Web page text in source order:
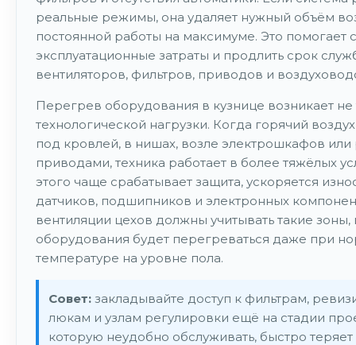
реальные режимы, она удаляет нужный объём
постоянной работы на максимуме. Это помогает
эксплуатационные затраты и продлить срок
вентиляторов, фильтров, приводов и
Перегрев оборудования в кузнице возникает не
технологической нагрузки. Когда горячий
под кровлей, в нишах, возле электрошкафов
приводами, техника работает в более тяжёлых
этого чаще срабатывает защита, ускоряется
датчиков, подшипников и электронных
вентиляции цехов должны учитывать такие зоны,
оборудования будет перегреваться даже при
температуре на уровне пола.
Совет: закладывайте доступ к фильтрам,
люкам и узлам регулировки ещё на стадии
которую неудобно обслуживать, быстро